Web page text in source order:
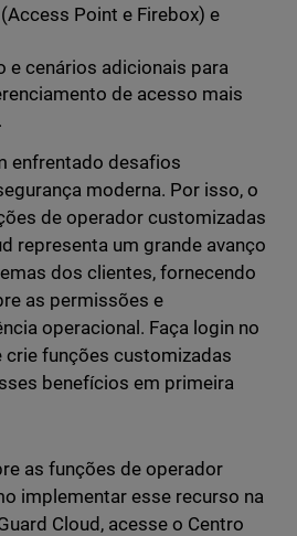
Point e Firebox) e
e cenários adicionais para
de acesso mais
enfrentado desafios
moderna. Por isso, o
de operador customizadas
representa um grande avanço
dos clientes, fornecendo
as permissões e
operacional. Faça login no
crie funções customizadas
benefícios em primeira
as funções de operador
implementar esse recurso na
Cloud, acesse o Centro